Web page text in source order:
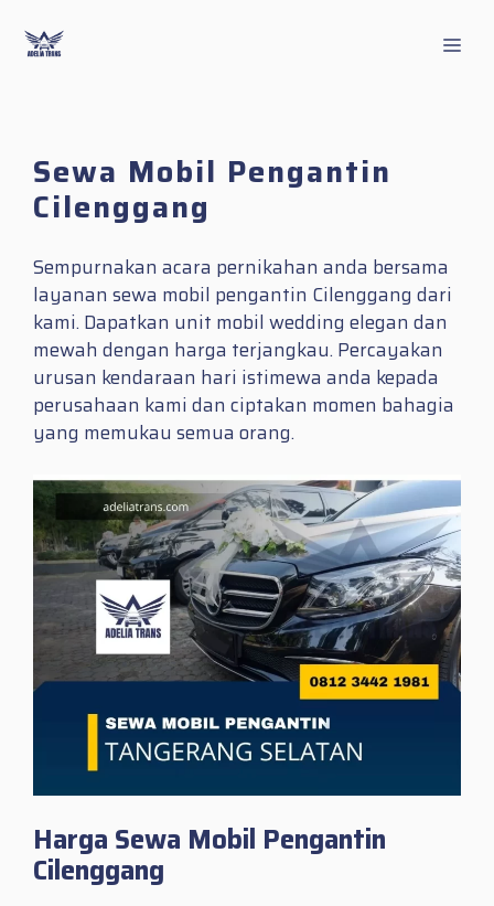
content
Sewa Mobil Pengantin
Cilenggang
Sempurnakan acara pernikahan anda bersama
layanan sewa mobil pengantin Cilenggang dari
kami. Dapatkan unit mobil wedding elegan dan
mewah dengan harga terjangkau. Percayakan
urusan kendaraan hari istimewa anda kepada
perusahaan kami dan ciptakan momen bahagia
yang memukau semua orang.
Harga Sewa Mobil Pengantin
Cilenggang